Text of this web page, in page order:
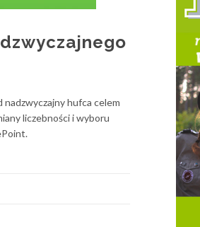
nadzwyczajny hufca celem
liczebności i wyboru